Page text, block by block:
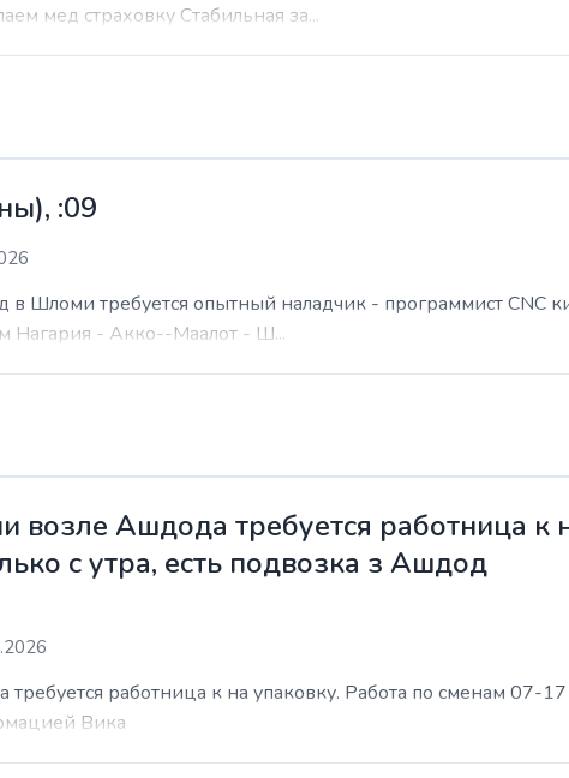
мед страховку Стабильная за...
:09
в Шломи требуется опытный наладчик - программист CNC
Нагария - Акко--Маалот - Ш...
Ашдода требуется работница к
с утра, есть подвозка з Ашдод
работница к на упаковку. Работа по сменам 07-17
Вика